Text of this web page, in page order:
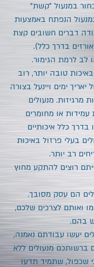
במנעול "קשת"
הנפתח באמצעות
דברים חשובים קצת
בדרך כלל).
לב לרמת הגימור.
טובה יותר, רוב
יאריך ימים ויינעל בצורה
מרגיזות. מנעולים
או מחומרים
בדרך כלל איכותיים
בעלי פרזול באיכות
רב יותר.
רוצים להתקע מחוץ
הם עסק מסובך.
ואותם לצרכים שלכם,
בהם.
יעשו עבודתם נאמנה,
ברשותכם מנעולים ללא
שכפול, שתמיד תדעו